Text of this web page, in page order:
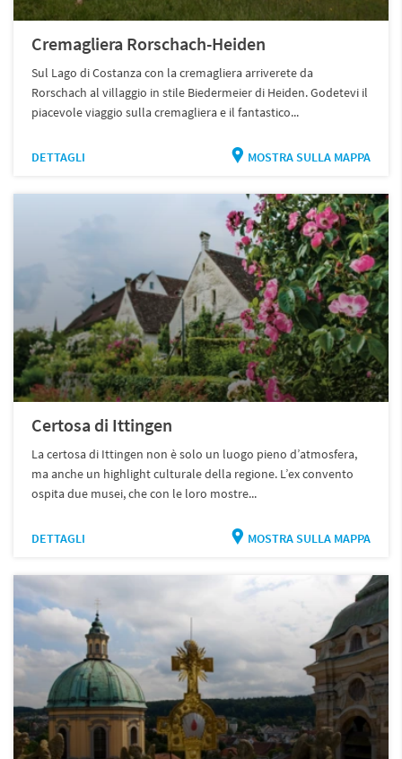
Cremagliera Rorschach-Heiden
Sul Lago di Costanza con la cremagliera arriverete da
Rorschach al villaggio in stile Biedermeier di Heiden. Godetevi il
piacevole viaggio sulla cremagliera e il fantastico...
DETTAGLI MOSTRA SULLA MAPPA
Certosa di Ittingen
La certosa di Ittingen non è solo un luogo pieno d’atmosfera,
ma anche un highlight culturale della regione. L’ex convento
ospita due musei, che con le loro mostre...
DETTAGLI MOSTRA SULLA MAPPA